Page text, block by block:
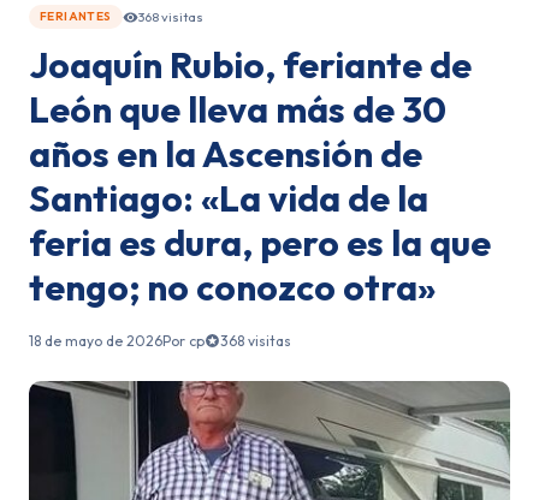
Búsquedas frecuentes:
Seguro de salud
FERIANTES 368 visitas
Joaquín Rubio, feriante de
León que lleva más de 30
años en la Ascensión de
Santiago: «La vida de la
feria es dura, pero es la que
tengo; no conozco otra»
18 de mayo de 2026Por cp 368 visitas